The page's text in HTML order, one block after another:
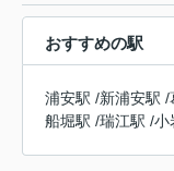
おすすめの駅
浦安駅 /新浦安駅 /
船堀駅 /瑞江駅 /小